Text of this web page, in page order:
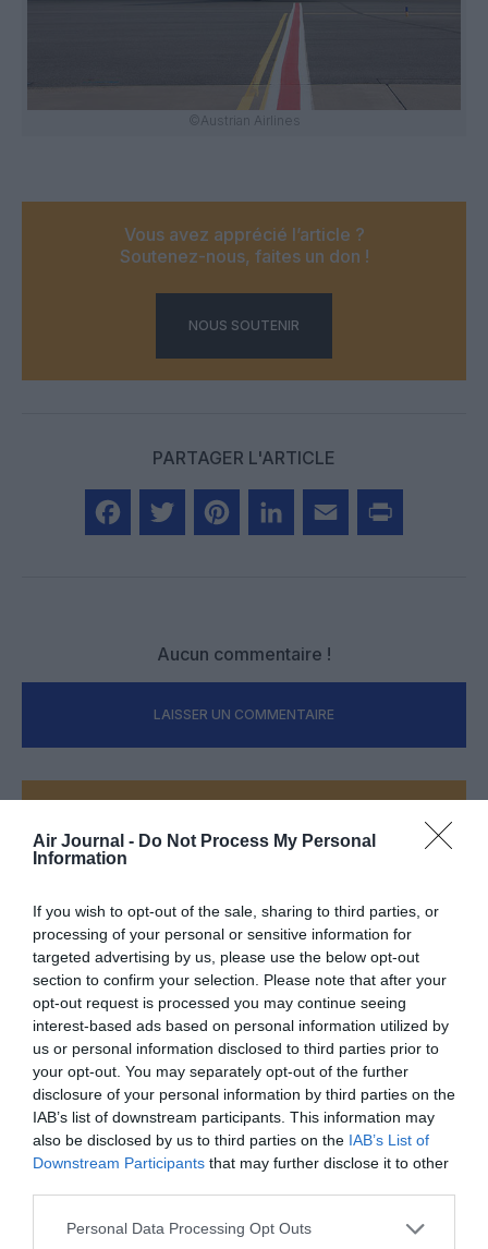
Air Journal - Do Not Process My Personal
Information
If you wish to opt-out of the sale, sharing to third parties, or
processing of your personal or sensitive information for
targeted advertising by us, please use the below opt-out
section to confirm your selection. Please note that after your
opt-out request is processed you may continue seeing
interest-based ads based on personal information utilized by
us or personal information disclosed to third parties prior to
your opt-out. You may separately opt-out of the further
disclosure of your personal information by third parties on the
IAB’s list of downstream participants. This information may
also be disclosed by us to third parties on the IAB’s List of
Downstream Participants that may further disclose it to other
Personal Data Processing Opt Outs
©Austrian Airlines
Vous avez apprécié l’article ?
Soutenez-nous, faites un don !
NOUS SOUTENIR
PARTAGER L'ARTICLE
Aucun commentaire !
LAISSER UN COMMENTAIRE
développement !
NOUS SOUTENIR